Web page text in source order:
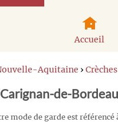
Accueil
Aquitaine ›
de-
mode de garde est